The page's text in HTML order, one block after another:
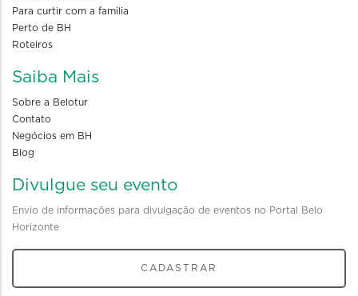
Para curtir com a familia
Perto de BH
Roteiros
Saiba Mais
Sobre a Belotur
Contato
Negócios em BH
Blog
Divulgue seu evento
Envio de informações para divulgação de eventos no Portal Belo
Horizonte
CADASTRAR